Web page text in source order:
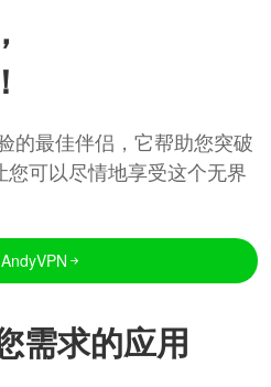
的最佳伴侣，它帮助您突破
可以尽情地享受这个无界
需求的应用